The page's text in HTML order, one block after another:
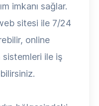
imkanı sağlar.
sitesi ile 7/24
online
ile iş